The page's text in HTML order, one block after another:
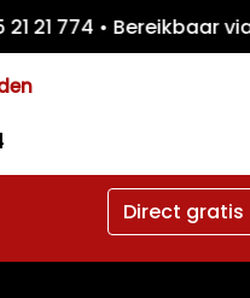
774 •
Direct